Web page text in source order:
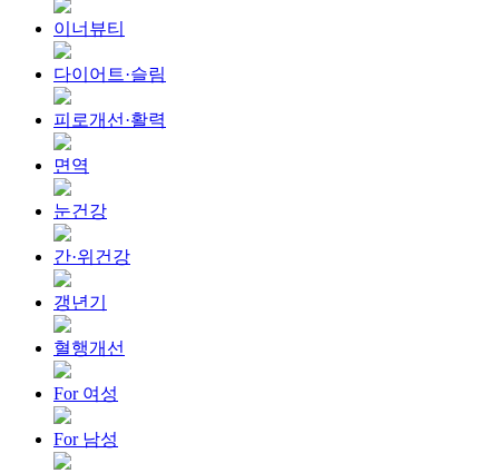
이너뷰티
다이어트·슬림
피로개선·활력
면역
눈건강
간·위건강
갱년기
혈행개선
For 여성
For 남성